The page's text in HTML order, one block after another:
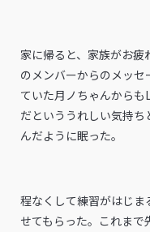
家に帰ると、家族がお疲
のメンバーからのメッ
ていた月ノちゃんから
だといううれしい気持
んだように眠った。
程なくして練習がはじ
せてもらった。これま